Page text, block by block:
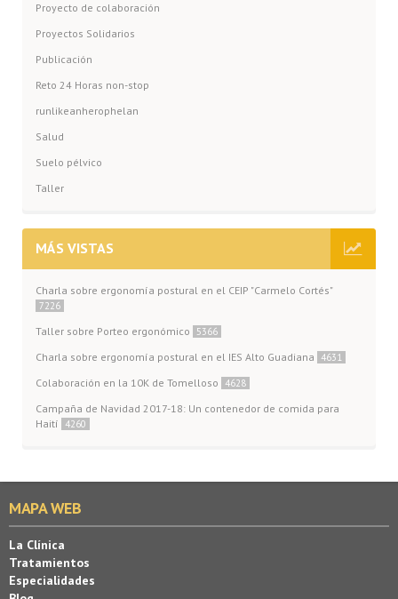
Proyecto de colaboración
Proyectos Solidarios
Publicación
Reto 24 Horas non-stop
runlikeanherophelan
Salud
Suelo pélvico
Taller
MÁS VISTAS
Charla sobre ergonomía postural en el CEIP "Carmelo Cortés"
7226
Taller sobre Porteo ergonómico 5366
Charla sobre ergonomía postural en el IES Alto Guadiana 4631
Colaboración en la 10K de Tomelloso 4628
Campaña de Navidad 2017-18: Un contenedor de comida para
Haití
4260
MAPA WEB
La Clínica
Tratamientos
Especialidades